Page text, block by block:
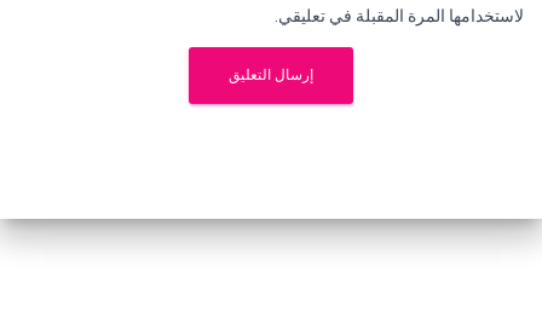
لاستخدامها المرة المقبلة في تعليقي.